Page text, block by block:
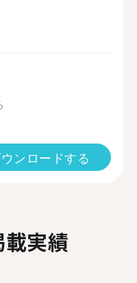
ンロードする
実績